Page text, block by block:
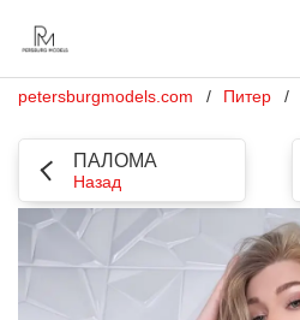
petersburgmodels.com Питер
ПАЛОМА
Назад